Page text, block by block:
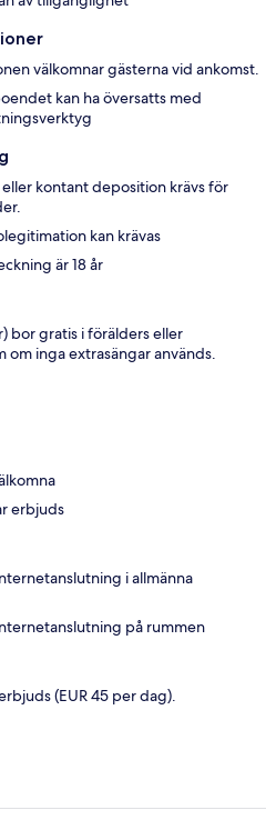
välkomnar gästerna vid ankomst.
kan ha översatts med
kontant deposition krävs för
kan krävas
är 18 år
bor gratis i förälders eller
om inga extrasängar används.
erbjuds
i allmänna
på rummen
(EUR 45 per dag).